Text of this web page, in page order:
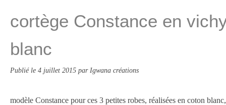
cortège Constance en
blanc
Publié le 4 juillet 2015 par Igwana créations
modèle Constance pour ces 3 petites robes, réalisées en coton